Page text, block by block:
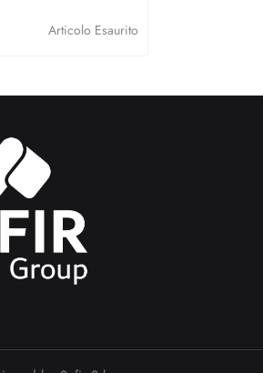
Articolo Esaurito